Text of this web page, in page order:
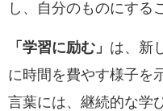
し、自分のものにする
「学習に励む」 は、新
に時間を費やす様子を
言葉には、継続的な学